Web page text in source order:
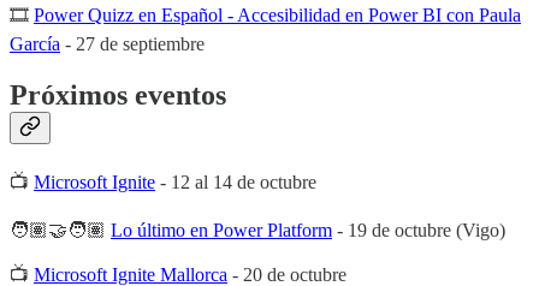
🎞 Power Quizz en Español - Accesibilidad en Power BI con Paula
García - 27 de septiembre
Próximos eventos
📺 Microsoft Ignite - 12 al 14 de octubre
🧑🏽‍🤝‍🧑🏽 Lo último en Power Platform - 19 de octubre (Vigo)
📺 Microsoft Ignite Mallorca - 20 de octubre